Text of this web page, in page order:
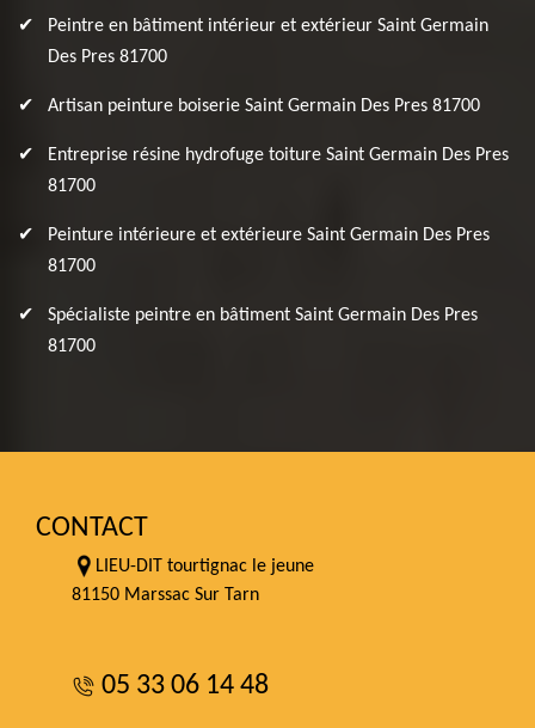
Peintre en bâtiment intérieur et extérieur Saint Germain
Des Pres 81700
Artisan peinture boiserie Saint Germain Des Pres 81700
Entreprise résine hydrofuge toiture Saint Germain Des Pres
81700
Peinture intérieure et extérieure Saint Germain Des Pres
81700
Spécialiste peintre en bâtiment Saint Germain Des Pres
81700
CONTACT
LIEU-DIT tourtignac le jeune
81150 Marssac Sur Tarn
05 33 06 14 48